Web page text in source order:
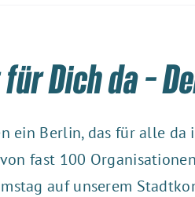
Dich da –
ein Berlin, das für alle da
fast 100
auf unserem